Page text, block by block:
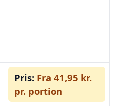
Pris: Fra 41,95 kr.
pr. portion